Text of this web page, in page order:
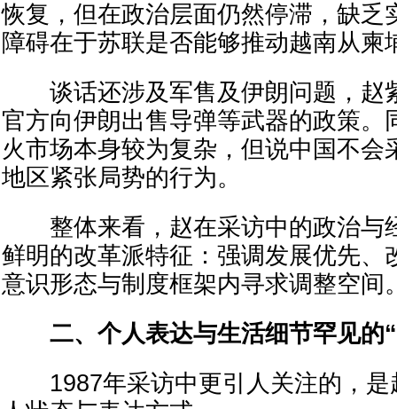
恢复，但在政治层面仍然停滞，缺乏
障碍在于苏联是否能够推动越南从柬
谈话还涉及军售及伊朗问题，赵
官方向伊朗出售导弹等武器的政策。
火市场本身较为复杂，但说中国不会
地区紧张局势的行为。
整体来看，赵在采访中的政治与
鲜明的改革派特征：强调发展优先、
意识形态与制度框架内寻求调整空间
二、个人表达与生活细节罕见的“
1987年采访中更引人关注的，是